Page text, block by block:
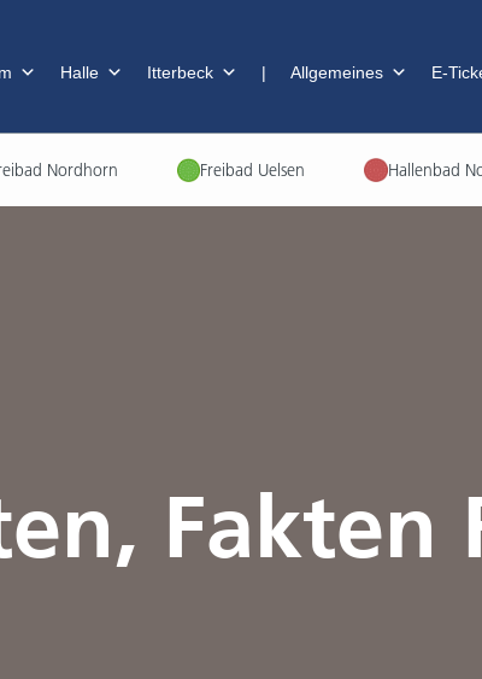
Halle Itterbeck | Allgemeines E-
Nordhorn Freibad Uelsen Hallenbad
Fakten